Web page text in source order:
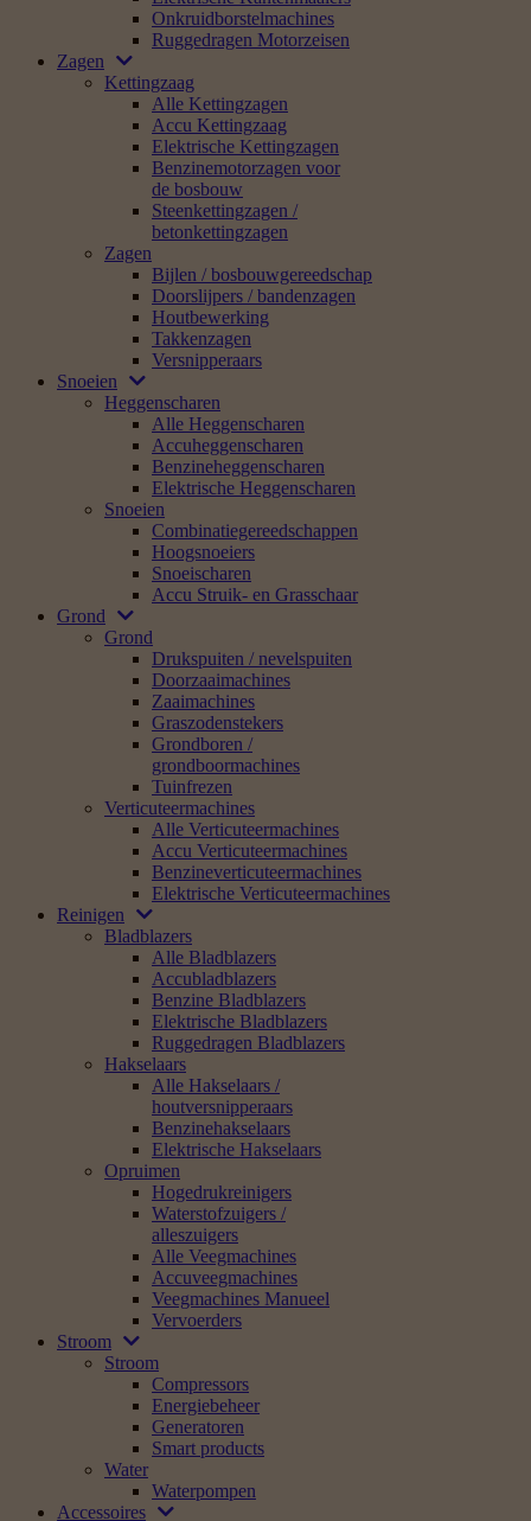
Onkruidborstelmachines
Ruggedragen Motorzeisen
Zagen
Kettingzaag
Alle Kettingzagen
Accu Kettingzaag
Elektrische Kettingzagen
Benzinemotorzagen voor
de bosbouw
Steenkettingzagen /
betonkettingzagen
Zagen
Bijlen / bosbouwgereedschap
Doorslijpers / bandenzagen
Houtbewerking
Takkenzagen
Versnipperaars
Snoeien
Heggenscharen
Alle Heggenscharen
Accuheggenscharen
Benzineheggenscharen
Elektrische Heggenscharen
Snoeien
Combinatiegereedschappen
Hoogsnoeiers
Snoeischaren
Accu Struik- en Grasschaar
Grond
Grond
Drukspuiten / nevelspuiten
Doorzaaimachines
Zaaimachines
Graszodenstekers
Grondboren /
grondboormachines
Tuinfrezen
Verticuteermachines
Alle Verticuteermachines
Accu Verticuteermachines
Benzineverticuteermachines
Elektrische Verticuteermachines
Reinigen
Bladblazers
Alle Bladblazers
Accubladblazers
Benzine Bladblazers
Elektrische Bladblazers
Ruggedragen Bladblazers
Hakselaars
Alle Hakselaars /
houtversnipperaars
Benzinehakselaars
Elektrische Hakselaars
Opruimen
Hogedrukreinigers
Waterstofzuigers /
alleszuigers
Alle Veegmachines
Accuveegmachines
Veegmachines Manueel
Vervoerders
Stroom
Stroom
Compressors
Energiebeheer
Generatoren
Smart products
Water
Waterpompen
Accessoires